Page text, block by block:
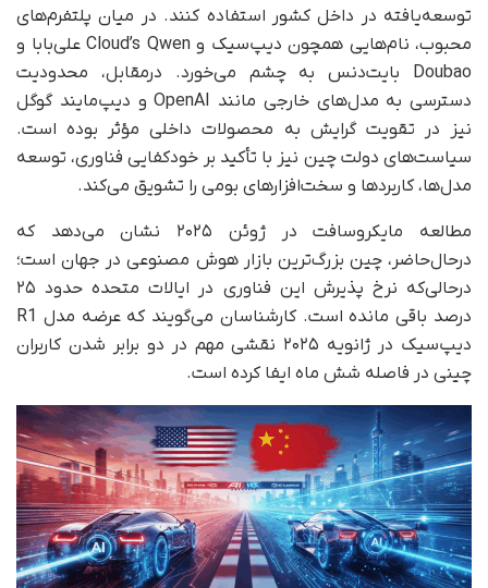
توسعه‌یافته در داخل کشور استفاده کنند. در میان پلتفرم‌های
محبوب، نام‌هایی همچون دیپ‌سیک و Cloud’s Qwen علی‌بابا و
Doubao بایت‌دنس به چشم می‌خورد. درمقابل، محدودیت
دسترسی به مدل‌های خارجی مانند OpenAI و دیپ‌مایند گوگل
نیز در تقویت گرایش به محصولات داخلی مؤثر بوده است.
سیاست‌های دولت چین نیز با تأکید بر خودکفایی فناوری، توسعه
مدل‌ها، کاربردها و سخت‌افزارهای بومی را تشویق می‌کند.
مطالعه‌ مایکروسافت در ژوئن ۲۰۲۵ نشان می‌دهد که
در‌حال‌حاضر، چین بزرگ‌ترین بازار هوش مصنوعی در جهان است؛
درحالی‌که نرخ پذیرش این فناوری در ایالات متحده حدود ۲۵
درصد باقی مانده است. کارشناسان می‌گویند که عرضه مدل R1
دیپ‌سیک در ژانویه ۲۰۲۵ نقشی مهم در دو برابر شدن کاربران
چینی در فاصله شش ماه ایفا کرده است.